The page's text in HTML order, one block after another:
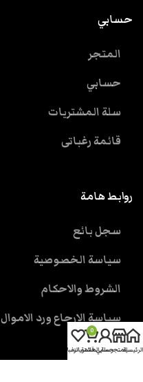
حسابي
المتجر
حسابي
سلة المشتريات
قائمة رغباتى
روابط هامة
سجل بائع
سياسة الخصوصية
الشروط والاحكام
سياسة الارجاع ورد الاموال
الرئيسيةالمتجرحسابي
0
سلة المشتريات
قائمة الرغبات